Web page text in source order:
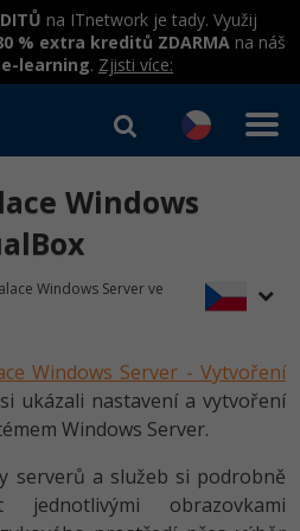
na ITnetwork je tady. Využij
% extra kreditů ZDARMAna náš
learning. Zjisti více:
v praxi
- OOP
aplikací
Windows
Windows Server ve
Windows Server - Vytvoření
ukázali nastavení a vytvoření
Windows Server.
serverů a služeb si podrobně
obrazovkami